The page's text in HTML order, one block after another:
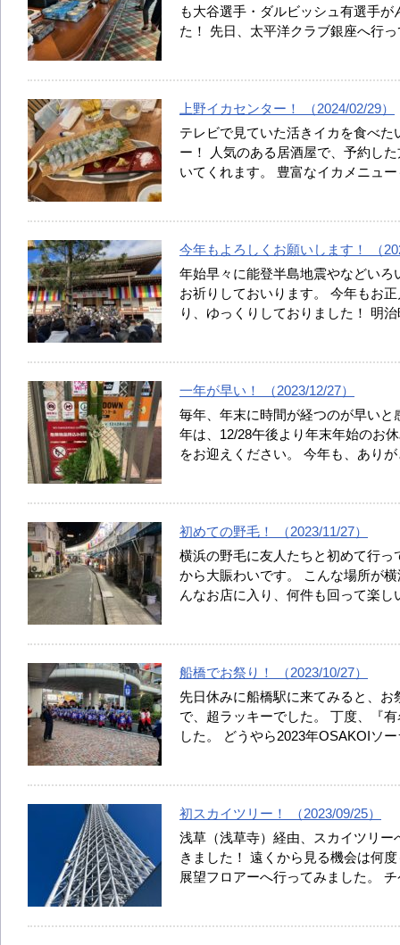
も大谷選手・ダルビッシュ有選手
た！ 先日、太平洋クラブ銀座へ行
上野イカセンター！ （2024/02/29）
テレビで見ていた活きイカを食べ
ー！ 人気のある居酒屋で、予約し
いてくれます。 豊富なイカメニュ
今年もよろしくお願いします！ （
年始早々に能登半島地震やなどい
お祈りしておいります。 今年もお
り、ゆっくりしておりました！ 明
一年が早い！ （2023/12/27）
毎年、年末に時間が経つのが早い
年は、12/28午後より年末年始のお
をお迎えください。 今年も、あり
初めての野毛！ （2023/11/27）
横浜の野毛に友人たちと初めて行
から大賑わいです。 こんな場所が
んなお店に入り、何件も回って楽
船橋でお祭り！ （2023/10/27）
先日休みに船橋駅に来てみると、
で、超ラッキーでした。 丁度、『
した。 どうやら2023年OSAKOIソ
初スカイツリー！ （2023/09/25）
浅草（浅草寺）経由、スカイツリ
きました！ 遠くから見る機会は何
展望フロアーへ行ってみました。